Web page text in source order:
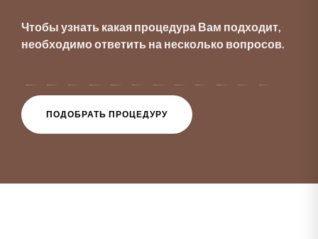
Чтобы узнать какая процедура Вам подходит,
необходимо ответить на несколько вопросов.
ПОДОБРАТЬ ПРОЦЕДУРУ